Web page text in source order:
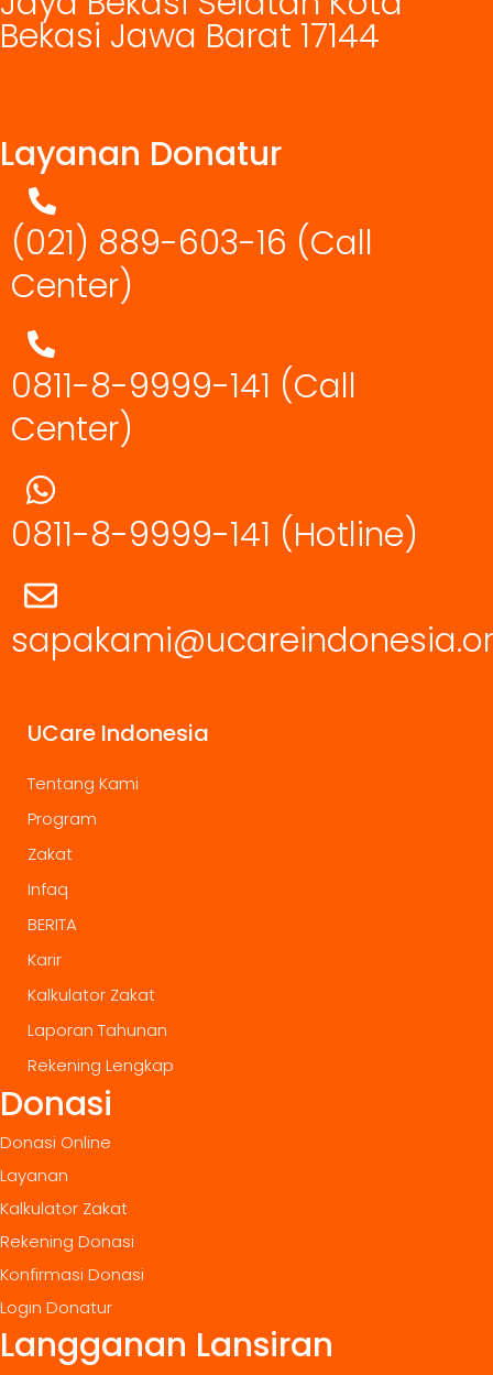
Bekasi Jawa Barat 17144
Layanan Donatur
(021) 889-603-16 (Call
Center)
0811-8-9999-141 (Call
Center)
0811-8-9999-141 (Hotline)
UCare Indonesia
Tentang Kami
Program
Zakat
Infaq
BERITA
Karir
Kalkulator Zakat
Laporan Tahunan
Rekening Lengkap
Donasi
Donasi Online
Layanan
Kalkulator Zakat
Rekening Donasi
Konfirmasi Donasi
Login Donatur
Langganan Lansiran